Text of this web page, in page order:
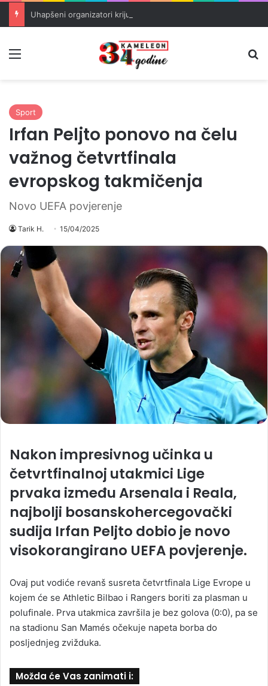
Sport
Irfan Peljto ponovo na čelu
važnog četvrtfinala
evropskog takmičenja
Novo UEFA povjerenje
Tarik H. 15/04/2025
Nakon impresivnog učinka u
četvrtfinalnoj utakmici Lige
prvaka između Arsenala i Reala,
najbolji bosanskohercegovački
sudija Irfan Peljto dobio je novo
visokorangirano UEFA povjerenje.
Ovaj put vodiće revanš susreta četvrtfinala Lige Evrope u
kojem će se Athletic Bilbao i Rangers boriti za plasman u
polufinale. Prva utakmica završila je bez golova (0:0), pa se
na stadionu San Mamés očekuje napeta borba do
posljednjeg zvižduka.
Možda će Vas zanimati i: